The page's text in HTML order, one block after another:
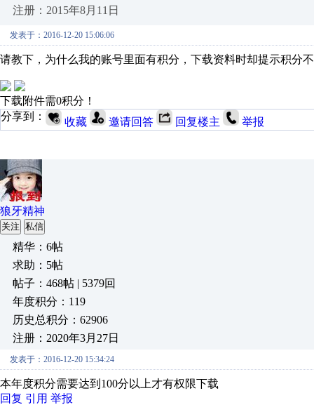
注册：2015年8月11日
发表于：2016-12-20 15:06:06
请教下，为什么我的账号里面有积分，下载资料时却提示积分
下载附件需0积分！
分享到：
收藏 邀请回答 回复楼主 举报
狼牙精神
关注 私信
精华：6帖
求助：5帖
帖子：468帖 | 5379回
年度积分：119
历史总积分：62906
注册：2020年3月27日
发表于：2016-12-20 15:34:24
本年度积分需要达到100分以上才有权限下载
回复 引用 举报